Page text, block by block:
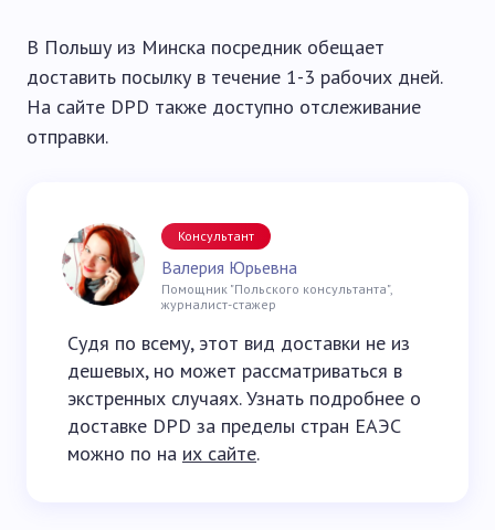
В Польшу из Минска посредник обещает
доставить посылку в течение 1-3 рабочих дней.
На сайте DPD также доступно отслеживание
отправки.
Консультант
Валерия Юрьевна
Помощник "Польского консультанта",
журналист-стажер
Судя по всему, этот вид доставки не из
дешевых, но может рассматриваться в
экстренных случаях. Узнать подробнее о
доставке DPD за пределы стран ЕАЭС
можно по на их сайте.